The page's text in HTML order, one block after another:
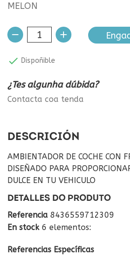
MELON
 Dispoñible
¿Tes algunha dúbida?
Contacta coa tenda
DESCRICIÓN
AMBIENTADOR DE COCHE CON
DISEÑADO PARA
DULCE EN TU VEHICULO
DETALLES DO PRODUTO
Referencia 8436559712309
En stock 6 elementos:
Referencias Específicas